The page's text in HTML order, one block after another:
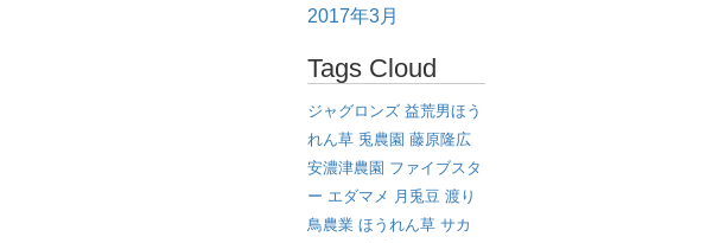
2017年3月
Tags Cloud
ジャグロンズ 益荒男ほう
れん草 兎農園 藤原隆広
安濃津農園 ファイブスタ
ー エダマメ 月兎豆 渡り
鳥農業 ほうれん草 サカ